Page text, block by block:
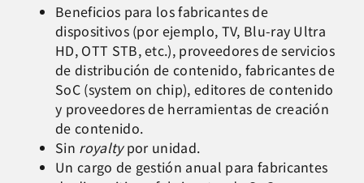
Beneficios para los fabricantes de
dispositivos (por ejemplo, TV, Blu-ray Ultra
HD, OTT STB, etc.), proveedores de servicios
de distribución de contenido, fabricantes de
SoC (system on chip), editores de contenido
y proveedores de herramientas de creación
de contenido.
Sin royaltypor unidad.
Un cargo de gestión anual para fabricantes